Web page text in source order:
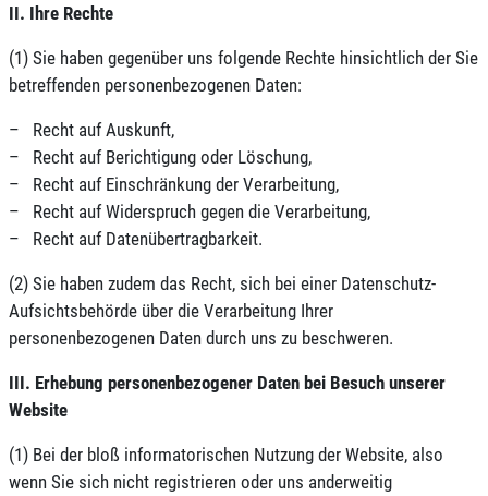
II. Ihre Rechte
(1) Sie haben gegenüber uns folgende Rechte hinsichtlich der Sie
betreffenden personenbezogenen Daten:
– Recht auf Auskunft,
– Recht auf Berichtigung oder Löschung,
– Recht auf Einschränkung der Verarbeitung,
– Recht auf Widerspruch gegen die Verarbeitung,
– Recht auf Datenübertragbarkeit.
(2) Sie haben zudem das Recht, sich bei einer Datenschutz-
Aufsichtsbehörde über die Verarbeitung Ihrer
personenbezogenen Daten durch uns zu beschweren.
III. Erhebung personenbezogener Daten bei Besuch unserer
Website
(1) Bei der bloß informatorischen Nutzung der Website, also
wenn Sie sich nicht registrieren oder uns anderweitig